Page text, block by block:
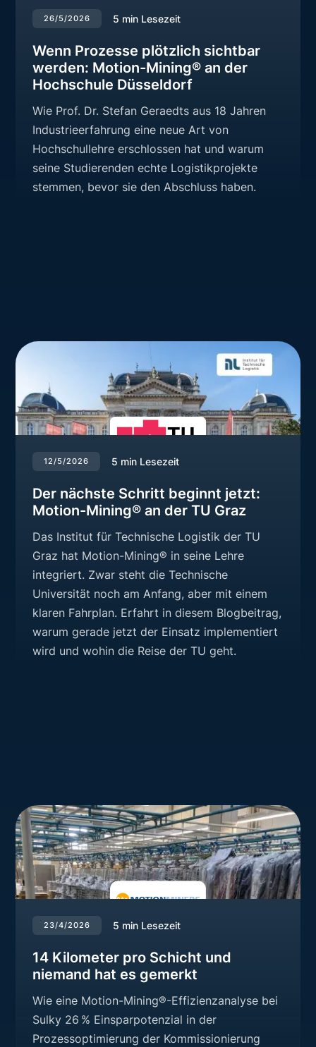
26/5/2026 5 min Lesezeit
Wenn Prozesse plötzlich sichtbar
werden: Motion-Mining® an der
Hochschule Düsseldorf
Wie Prof. Dr. Stefan Geraedts aus 18 Jahren
Industrieerfahrung eine neue Art von
Hochschullehre erschlossen hat und warum
seine Studierenden echte Logistikprojekte
stemmen, bevor sie den Abschluss haben.
12/5/2026 5 min Lesezeit
Der nächste Schritt beginnt jetzt:
Motion-Mining® an der TU Graz
Das Institut für Technische Logistik der TU
Graz hat Motion-Mining® in seine Lehre
integriert. Zwar steht die Technische
Universität noch am Anfang, aber mit einem
klaren Fahrplan. Erfahrt in diesem Blogbeitrag,
warum gerade jetzt der Einsatz implementiert
wird und wohin die Reise der TU geht.
23/4/2026 5 min Lesezeit
14 Kilometer pro Schicht und
niemand hat es gemerkt
Wie eine Motion-Mining®-Effizienzanalyse bei
Sulky 26 % Einsparpotenzial in der
Prozessoptimierung der Kommissionierung